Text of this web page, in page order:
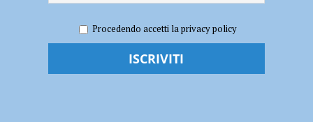
rubare a Mediaworld, bloccato e arrestato
Sorpreso a rubare a Mediaworld, bloccato
Procedendo accetti la privacy policy